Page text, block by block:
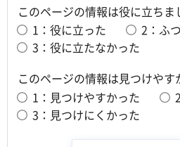
このページの情報は役に立ちま
1：役に立った
2：ふ
3：役に立たなかった
このページの情報は見つけやす
1：見つけやすかった
3：見つけにくかった